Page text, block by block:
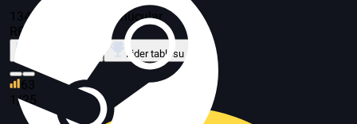
134 oyunda, 108 sunucular
RETAKE
Lider tablosu
63
1/25